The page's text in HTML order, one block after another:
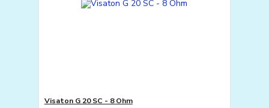
Visaton G 20 SC - 8 Ohm